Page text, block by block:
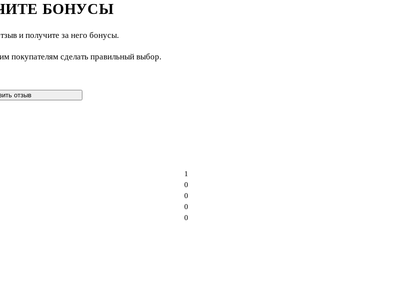
БОНУСЫ
и получите за него бонусы.
покупателям сделать правильный выбор.
отзыв
0
0
0
0
1